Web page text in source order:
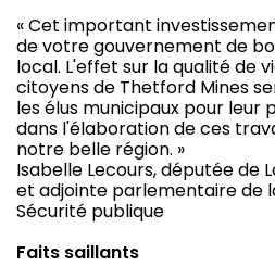
« Cet important
de votre gouvernement de
local. L'effet sur la qualité de
citoyens de Thetford Mines
les élus municipaux pour
dans l'élaboration de ces
notre belle région. »
Isabelle Lecours, députée de
et adjointe parlementaire de
Sécurité publique
Faits saillants